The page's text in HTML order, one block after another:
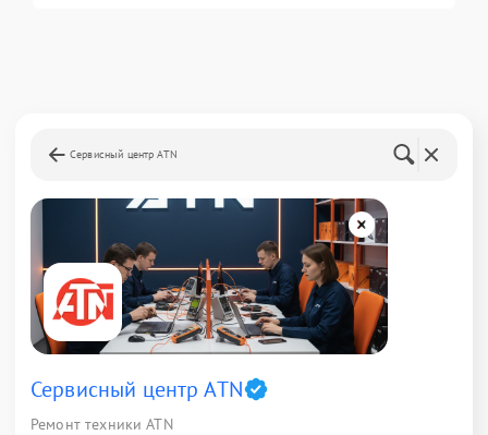
Сервисный центр ATN
Сервисный центр ATN
Ремонт техники ATN